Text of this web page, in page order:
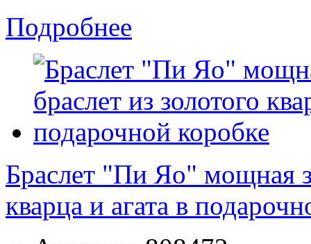
Подробнее
Браслет "Пи Яо" мощная
кварца и агата в